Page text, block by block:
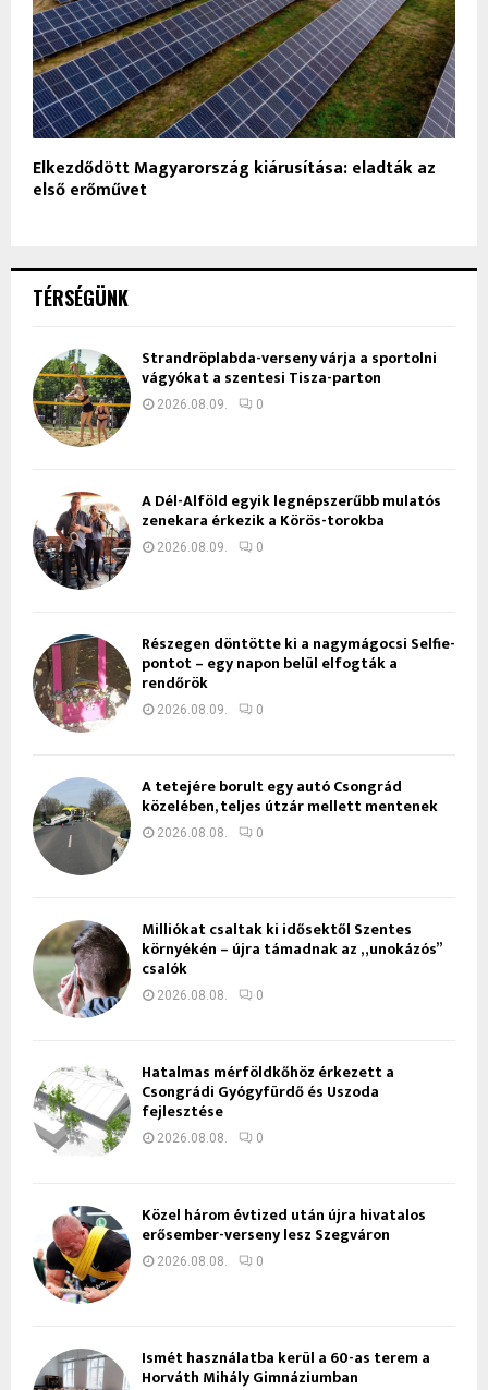
Elkezdődött Magyarország kiárusítása: eladták az
első erőművet
TÉRSÉGÜNK
Strandröplabda-verseny várja a sportolni
vágyókat a szentesi Tisza-parton
2026.08.09. 0
A Dél-Alföld egyik legnépszerűbb mulatós
zenekara érkezik a Körös-torokba
2026.08.09. 0
Részegen döntötte ki a nagymágocsi Selfie-
pontot – egy napon belül elfogták a
rendőrök
2026.08.09. 0
A tetejére borult egy autó Csongrád
közelében, teljes útzár mellett mentenek
2026.08.08. 0
Milliókat csaltak ki idősektől Szentes
környékén – újra támadnak az „unokázós”
csalók
2026.08.08. 0
Hatalmas mérföldkőhöz érkezett a
Csongrádi Gyógyfürdő és Uszoda
fejlesztése
2026.08.08. 0
Közel három évtized után újra hivatalos
erősember-verseny lesz Szegváron
2026.08.08. 0
Ismét használatba kerül a 60-as terem a
Horváth Mihály Gimnáziumban